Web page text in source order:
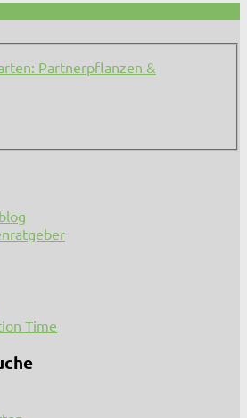
Partnerpflanzen &
Time